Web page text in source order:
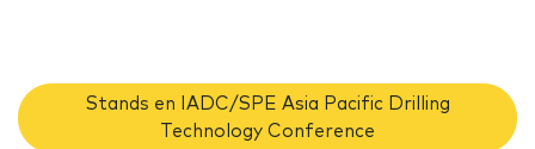
Stands en IADC/SPE Asia Pacific Drilling
Technology Conference